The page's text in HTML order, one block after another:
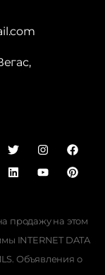
продажу на этом
INTERNET DATA
Объявления о